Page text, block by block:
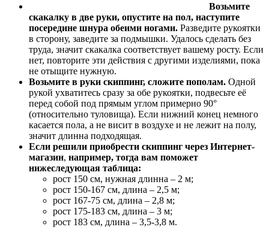
Возьмите
скакалку в две руки, опустите на пол, наступите
посередине шнура обеими ногами. Разведите рукоятки
в сторону, заведите за подмышки. Удалось сделать без
труда, значит скакалка соответствует вашему росту. Если
нет, повторите эти действия с другими изделиями, пока
не отыщите нужную.
Возьмите в руки скиппинг, сложите пополам. Одной
рукой ухватитесь сразу за обе рукоятки, подвесьте её
перед собой под прямым углом примерно 90°
(относительно туловища). Если нижний конец немного
касается пола, а не висит в воздухе и не лежит на полу,
значит длинна подходящая.
Если решили приобрести скиппинг через Интернет-
магазин, например, тогда вам поможет
нижеследующая таблица:
рост 150 см, нужная длинна – 2 м;
рост 150-167 см, длина – 2,5 м;
рост 167-75 см, длина – 2,8 м;
рост 175-183 см, длина – 3 м;
рост 183 см, длина – 3,5-3,8 м.